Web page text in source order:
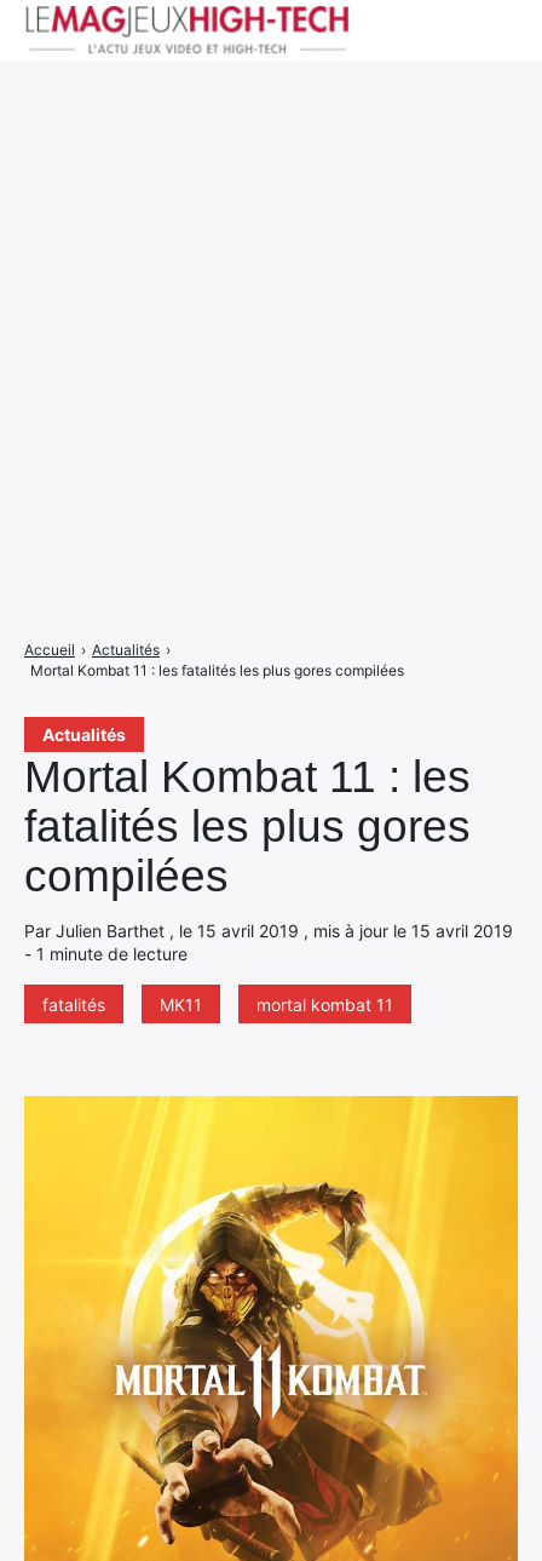
Actualités
Mortal Kombat 11 : les
fatalités les plus gores
compilées
Par Julien Barthet , le 15 avril 2019 , mis à jour le 15 avril 2019
- 1 minute de lecture
fatalités MK11 mortal kombat 11
Accueil › Actualités ›
Mortal Kombat 11 : les fatalités les plus gores compilées